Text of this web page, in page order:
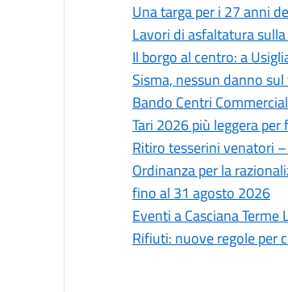
Una targa per i 27 anni
Lavori di asfaltatura
Il borgo al centro: a
Sisma, nessun danno
Bando Centri
Tari 2026 più leggera
Ritiro tesserini venatori
Ordinanza per la
fino al 31 agosto 2026
Eventi a Casciana
Rifiuti: nuove regole per